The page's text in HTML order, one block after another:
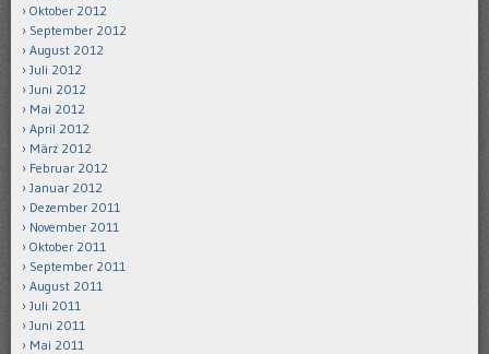
Oktober 2012
September 2012
August 2012
Juli 2012
Juni 2012
Mai 2012
April 2012
März 2012
Februar 2012
Januar 2012
Dezember 2011
November 2011
Oktober 2011
September 2011
August 2011
Juli 2011
Juni 2011
Mai 2011